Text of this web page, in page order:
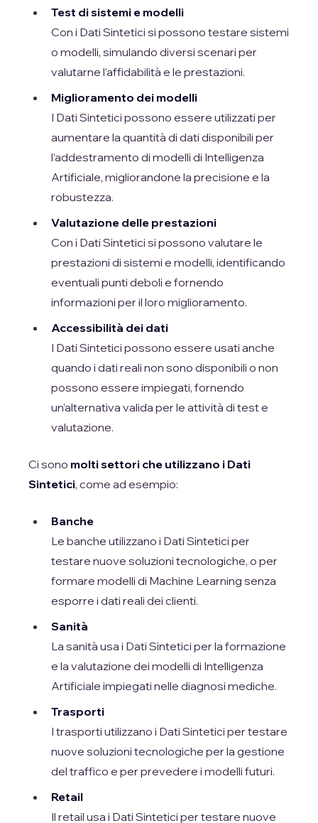
Test di sistemi e modelli
Con i Dati Sintetici si possono testare sistemi
o modelli, simulando diversi scenari per
valutarne l’affidabilità e le prestazioni.
Miglioramento dei modelli
I Dati Sintetici possono essere utilizzati per
aumentare la quantità di dati disponibili per
l’addestramento di modelli di Intelligenza
Artificiale, migliorandone la precisione e la
robustezza.
Valutazione delle prestazioni
Con i Dati Sintetici si possono valutare le
prestazioni di sistemi e modelli, identificando
eventuali punti deboli e fornendo
informazioni per il loro miglioramento.
Accessibilità dei dati
I Dati Sintetici possono essere usati anche
quando i dati reali non sono disponibili o non
possono essere impiegati, fornendo
un’alternativa valida per le attività di test e
valutazione.
Ci sono molti settori che utilizzano i Dati
Sintetici, come ad esempio:
Banche
Le banche utilizzano i Dati Sintetici per
testare nuove soluzioni tecnologiche, o per
formare modelli di Machine Learning senza
esporre i dati reali dei clienti.
Sanità
La sanità usa i Dati Sintetici per la formazione
e la valutazione dei modelli di Intelligenza
Artificiale impiegati nelle diagnosi mediche.
Trasporti
I trasporti utilizzano i Dati Sintetici per testare
nuove soluzioni tecnologiche per la gestione
del traffico e per prevedere i modelli futuri.
Retail
Il retail usa i Dati Sintetici per testare nuove